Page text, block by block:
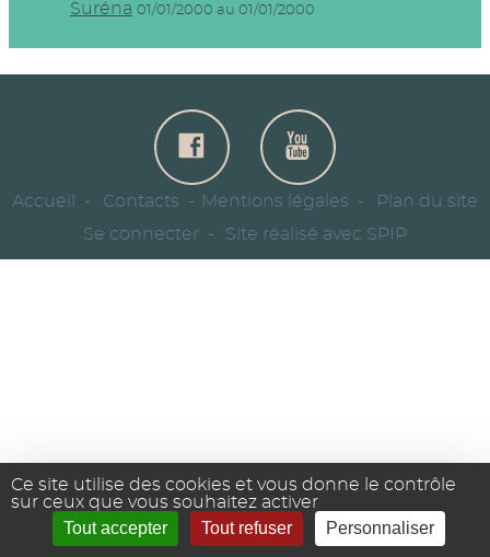
Ce site utilise des cookies et vous donne le contrôle
sur ceux que vous souhaitez activer
Tout accepter Tout refuser Personnaliser
Suréna 01/01/2000 au 01/01/2000
Accueil Contacts Mentions légales
Plan du site
Se connecter
Site réalisé avec SPIP